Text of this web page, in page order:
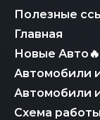
Полезные
Главная
Новые Авто🔥
Автомобили
Автомобили
Схема работы